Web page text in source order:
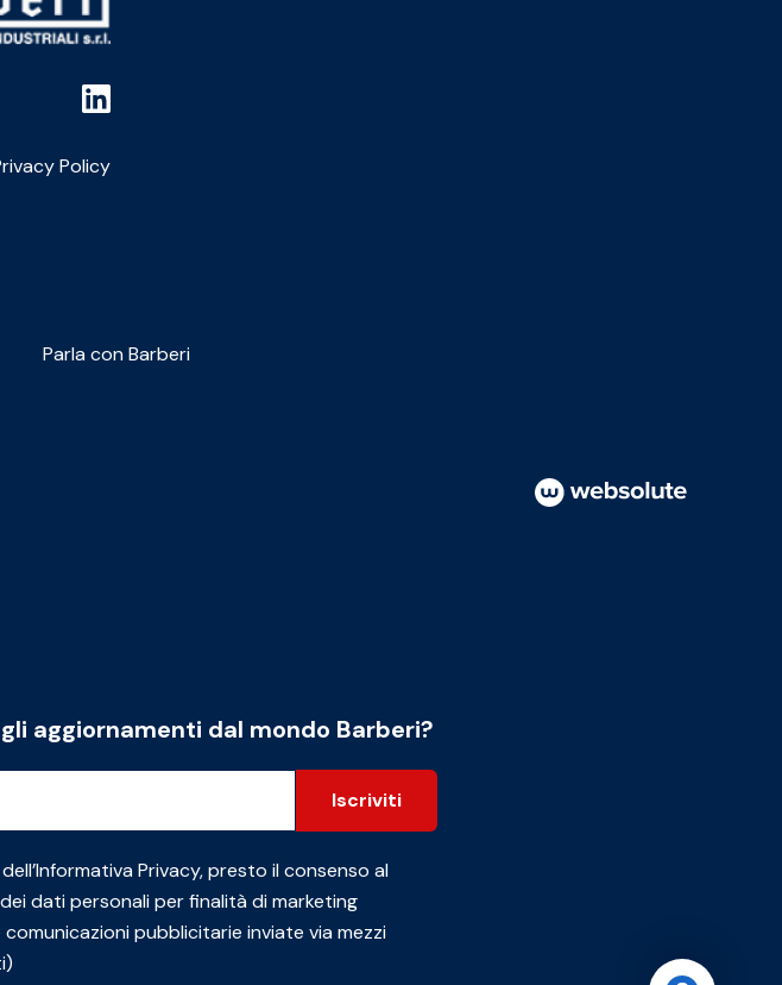
Policy
Parla con Barberi
aggiornamenti dal mondo Barberi?
Iscriviti
Informativa Privacy, presto il consenso al
dati personali per finalità di marketing
pubblicitarie inviate via mezzi